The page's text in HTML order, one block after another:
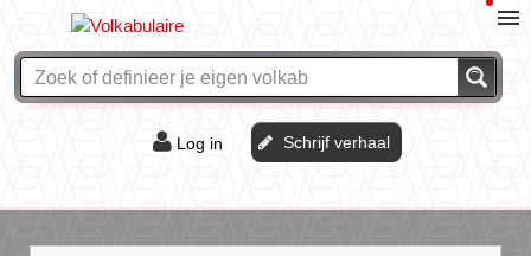
Log in Schrijf verhaal